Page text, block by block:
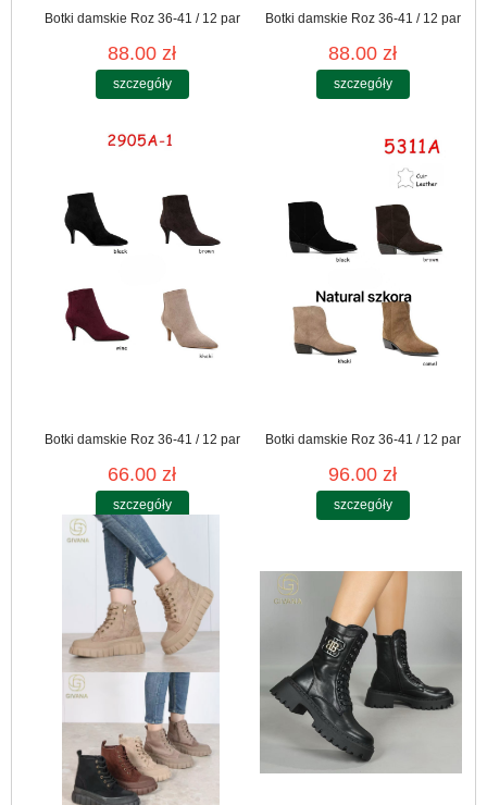
Botki damskie Roz 36-41 / 12 par
88.00 zł
szczegóły
Botki damskie Roz 36-41 / 12 par
88.00 zł
szczegóły
Botki damskie Roz 36-41 / 12 par
66.00 zł
szczegóły
Botki damskie Roz 36-41 / 12 par
96.00 zł
szczegóły